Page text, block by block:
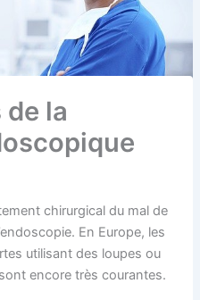
la
chirurgical du mal de
En Europe, les
utilisant des loupes ou
encore très courantes.